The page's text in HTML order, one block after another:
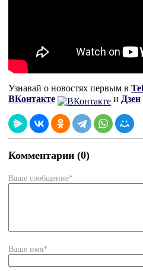
Узнавай о новостях первым в
ВКонтакте
и Дзен
Комментарии (0)
Ваше сообщение*
Ваше имя*